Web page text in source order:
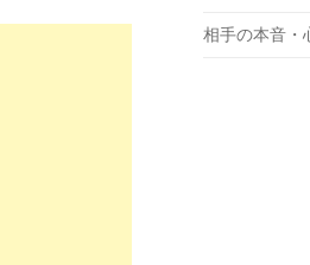
相手の本音・